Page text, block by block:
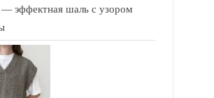
эффектная шаль с узором